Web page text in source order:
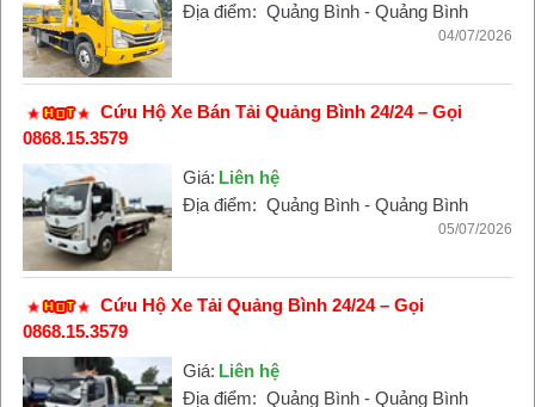
Địa điểm: Quảng Bình - Quảng Bình
04/07/2026
Cứu Hộ Xe Bán Tải Quảng Bình 24/24 – Gọi
0868.15.3579
Giá: Liên hệ
Địa điểm: Quảng Bình - Quảng Bình
05/07/2026
Cứu Hộ Xe Tải Quảng Bình 24/24 – Gọi
0868.15.3579
Giá: Liên hệ
Địa điểm: Quảng Bình - Quảng Bình